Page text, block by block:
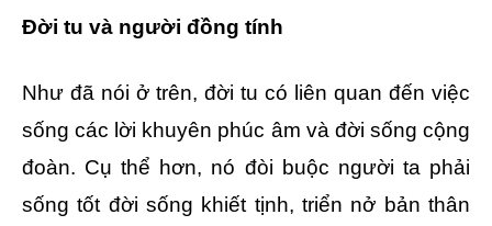
Đời tu và người đồng tính
Như đã nói ở trên, đời tu có liên quan đến việc
sống các lời khuyên phúc âm và đời sống cộng
đoàn. Cụ thể hơn, nó đòi buộc người ta phải
sống tốt đời sống khiết tịnh, triển nở bản thân